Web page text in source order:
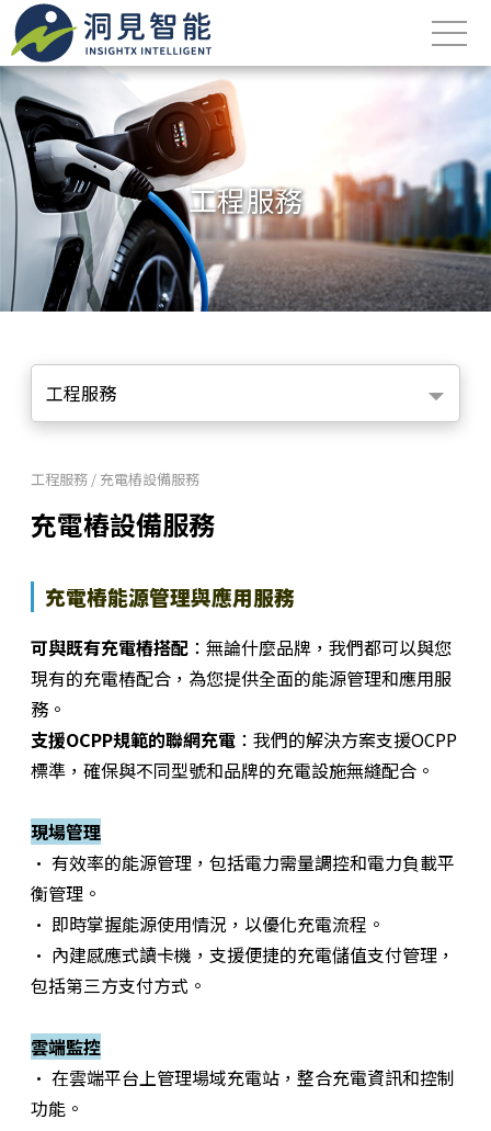
工程服務
工程服務
工程服務 / 充電樁設備服務
充電樁設備服務
充電樁能源管理與應用服務
可與既有充電樁搭配 ：無論什麼品牌，我們都可以與您
現有的充電樁配合，為您提供全面的能源管理和應用服
務。
支援OCPP規範的聯網充電 ：我們的解決方案支援OCPP
標準，確保與不同型號和品牌的充電設施無縫配合。
現場管理
· 有效率的能源管理，包括電力需量調控和電力負載平
衡管理。
· 即時掌握能源使用情況，以優化充電流程。
· 內建感應式讀卡機，支援便捷的充電儲值支付管理，
包括第三方支付方式。
雲端監控
· 在雲端平台上管理場域充電站，整合充電資訊和控制
功能。